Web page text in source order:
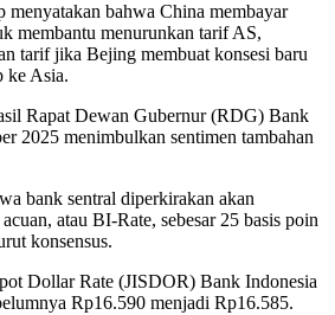
bahwa China membayar
membantu menurunkan tarif AS,
tarif jika Bejing membuat konsesi baru
ke Asia.
Rapat Dewan Gubernur (RDG) Bank
2025 menimbulkan sentimen tambahan
bank sentral diperkirakan akan
atau BI-Rate, sebesar 25 basis poin
konsensus.
Dollar Rate (JISDOR) Bank Indonesia
Rp16.590 menjadi Rp16.585.